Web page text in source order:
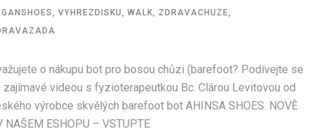
VYHREZDISKU WALK ZDRAVACHUZE
o nákupu bot pro bosou chůzi (barefoot? Podívejte se
zajímavé videou s fyzioterapeutkou Bc. Clárou Levitovou od
výrobce skvělých barefoot bot AHINSA SHOES. NOVĚ
NAŠEM ESHOPU – VSTUPTE